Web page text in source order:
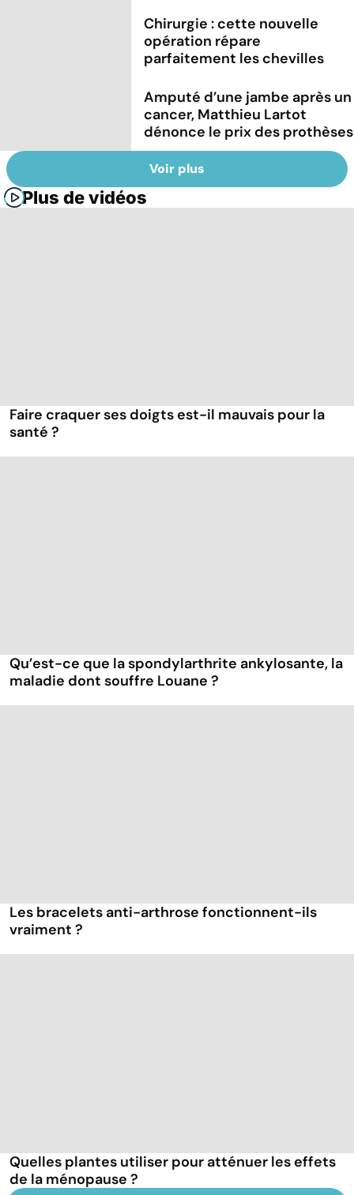
Chirurgie : cette nouvelle
opération répare
parfaitement les chevilles
Amputé d’une jambe après un
cancer, Matthieu Lartot
dénonce le prix des prothèses
Voir plus
Plus de vidéos
Faire craquer ses doigts est-il mauvais pour la
santé ?
Qu’est-ce que la spondylarthrite ankylosante, la
maladie dont souffre Louane ?
Les bracelets anti-arthrose fonctionnent-ils
vraiment ?
Quelles plantes utiliser pour atténuer les effets
de la ménopause ?